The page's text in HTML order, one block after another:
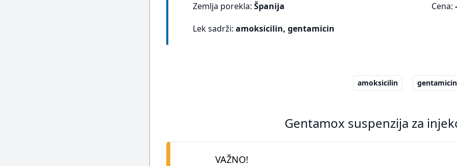
Zemlja porekla: Španija
Lek sadrži: amoksicilin, gentamicin
Cena:
amoksicilin gentamicin
Gentamox suspenzija za
VAŽNO!